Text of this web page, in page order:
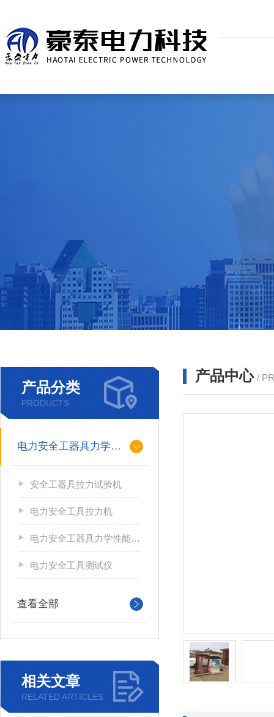
产品分类
PRODUCTS
电力安全工器具力学性能试验机
安全工器具拉力试验机
电力安全工具拉力机
电力安全工器具力学性能试验机
电力安全工具测试仪
查看全部
相关文章
RELATED ARTICLES
产品中心 /